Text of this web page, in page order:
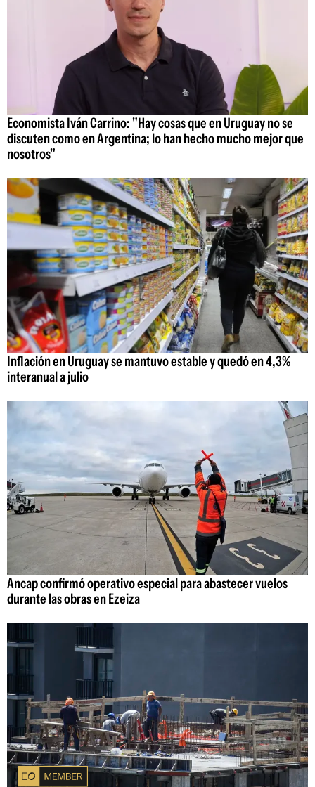
Economista Iván Carrino: "Hay cosas que en Uruguay no se
discuten como en Argentina; lo han hecho mucho mejor que
nosotros"
Inflación en Uruguay se mantuvo estable y quedó en 4,3%
interanual a julio
Ancap confirmó operativo especial para abastecer vuelos
durante las obras en Ezeiza